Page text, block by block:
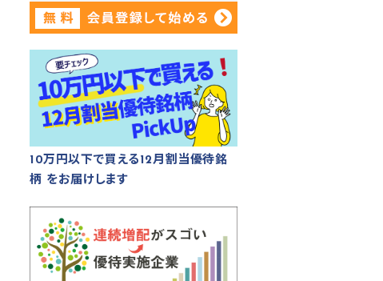
10万円以下で買える12月割当優待銘
柄 をお届けします